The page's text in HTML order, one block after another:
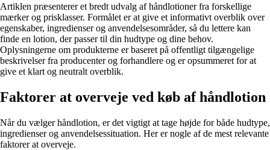
Artiklen præsenterer et bredt udvalg af håndlotioner fra forskellige
mærker og prisklasser. Formålet er at give et informativt overblik over
egenskaber, ingredienser og anvendelsesområder, så du lettere kan
finde en lotion, der passer til din hudtype og dine behov.
Oplysningerne om produkterne er baseret på offentligt tilgængelige
beskrivelser fra producenter og forhandlere og er opsummeret for at
give et klart og neutralt overblik.
Faktorer at overveje ved køb af håndlotion
Når du vælger håndlotion, er det vigtigt at tage højde for både hudtype,
ingredienser og anvendelsessituation. Her er nogle af de mest relevante
faktorer at overveje.